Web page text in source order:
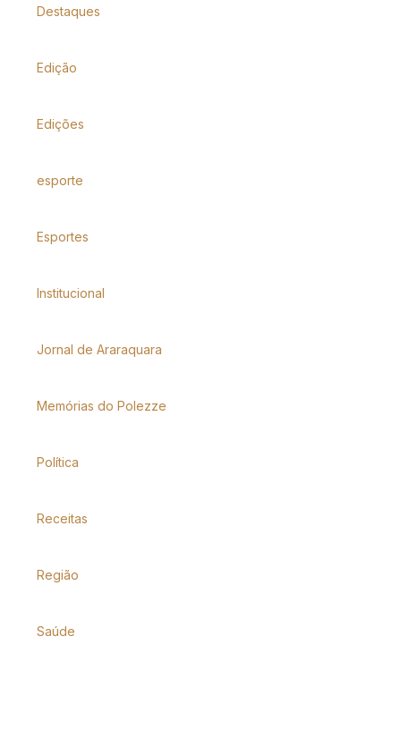
Destaques
Edição
Edições
esporte
Esportes
Institucional
Jornal de Araraquara
Memórias do Polezze
Política
Receitas
Região
Saúde